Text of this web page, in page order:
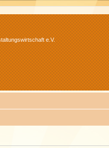
e.V.